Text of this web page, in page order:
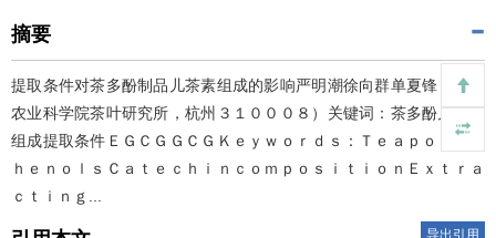
摘要
提取条件对茶多酚制品儿茶素组成的影响严明潮徐向群单夏锋（中国
农业科学院茶叶研究所，杭州３１０００８）关键词：茶多酚儿茶素
组成提取条件ＥＧＣＧＧＣＧＫｅｙｗｏｒｄｓ：Ｔｅａｐｏｌｙｐ
ｈｅｎｏｌｓＣａｔｅｃｈｉｎｃｏｍｐｏｓｉｔｉｏｎＥｘｔｒａ
ｃｔｉｎｇ...
导出引用